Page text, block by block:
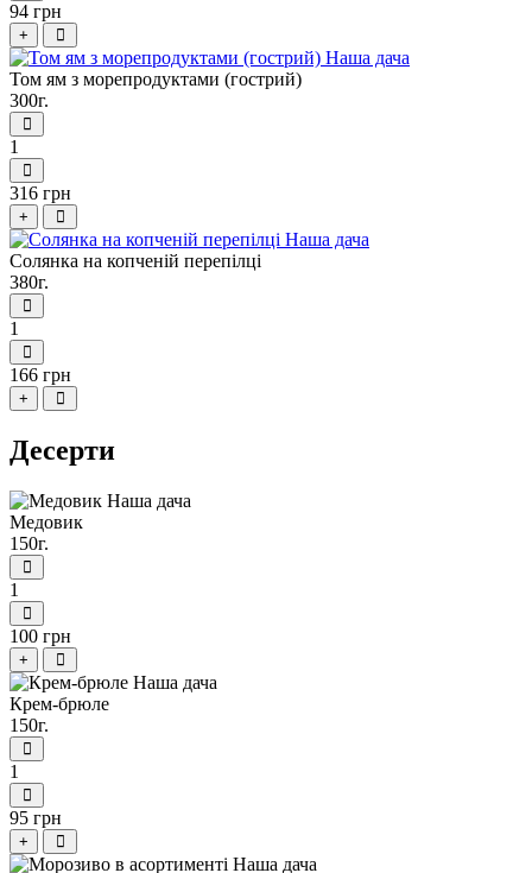
94 грн
+
Том ям з морепродуктами (гострий)
300г.
1
316 грн
+
Солянка на копченій перепілці
380г.
1
166 грн
+
Десерти
Медовик
150г.
1
100 грн
+
Крем-брюле
150г.
1
95 грн
+